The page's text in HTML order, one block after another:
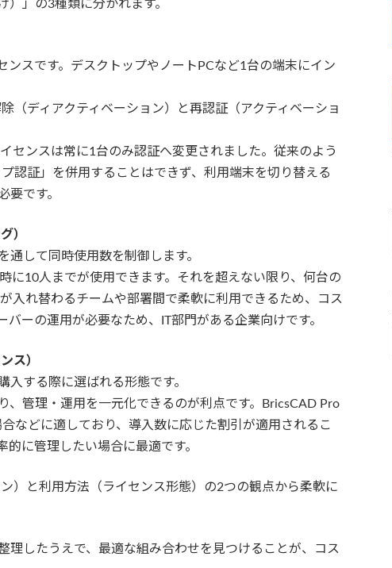
）」の3種類に分かれます。
ンスです。デスクトップやノートPCなど1台の端末にイン
（ディアクティベーション）と再認証（アクティベーショ
センスは常に1台のみ認証へ変更されました。従来のよう
認証」を併用することはできず、利用端末を切り替える
要です。
）
通して同時使用数を制御します。
に10人までが使用できます。それを超えない限り、何台の
入れ替わるチームや部署間で柔軟に利用できるため、コス
バーの運用が必要なため、IT部門がある企業向けです。
ス）
入する際に選ばれる形態です。
、管理・運用を一元化できるのが利点です。BricsCAD Pro
などに適しており、導入数に応じた割引が適用されるこ
に管理したい場合に最適です。
）と利用方法（ライセンス形態）の2つの観点から柔軟に
理したうえで、最適な組み合わせを見つけることが、コス